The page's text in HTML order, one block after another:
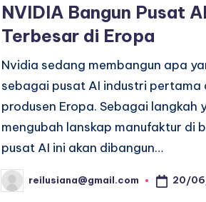
NVIDIA Bangun Pusat
Terbesar di Eropa
Nvidia sedang membangun apa
sebagai pusat AI industri pertama
produsen Eropa. Sebagai langkah
mengubah lanskap manufaktur di
pusat AI ini akan dibangun…
Posted
by
reilusiana@gmail.com 20/